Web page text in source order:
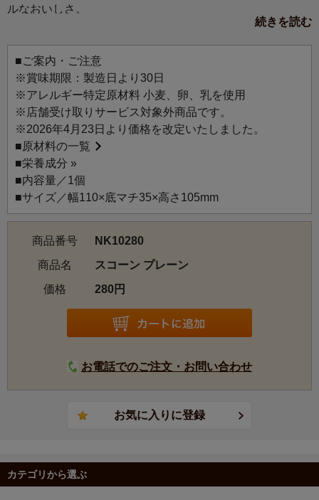
ルなおいしさ。
小麦粉と牛乳、卵、バター、それぞれの素材の風味を生か
した、やさしい甘みが特徴です。
お茶専門店のルピシアが、紅茶に最もよく合う焼き菓子と
しておすすめするスコーン。
北海道産小麦をオリジナルの配合でブレンドし、小麦本来
の香ばしい風味と甘みを最大限に引き出しました。国産小
麦ならではの強いコシを生かし、外はサクッと、中はふん
わりとやさしい口当たりに仕上げています。
小麦粉と牛乳、卵、バターの分量を考え抜いた絶妙なバラ
ンスは、甘さも控えめでシンプルな味わいです。
自社でひとつひとつ丁寧に焼き上げたスコーンを、ぜひ紅
続きを読む
■ご案内・ご注意
※賞味期限：製造日より30日
※アレルギー特定原材料 小麦、卵、乳を使用
※店舗受け取りサービス対象外商品です。
※2026年4月23日より価格を改定いたしました。
■原材料の一覧
■栄養成分 »
■内容量／1個
■サイズ／幅110×底マチ35×高さ105mm
商品番号
NK10280
商品名
スコーン プレーン
価格
280円
お電話でのご注文・お問い合わせ
カテゴリから選ぶ